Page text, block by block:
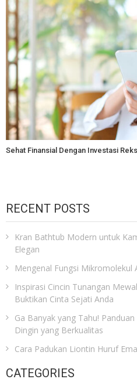
Sehat Finansial Dengan Investasi
RECENT POSTS
Kran Bathtub Modern untuk
Elegan
Mengenal Fungsi Mikromolekul
Inspirasi Cincin Tunangan
Buktikan Cinta Sejati Anda
Ga Banyak yang Tahu!
Dingin yang Berkualitas
Cara Padukan Liontin Huruf
CATEGORIES